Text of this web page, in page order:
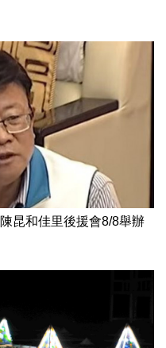
昆和佳里後援會8/8舉辦